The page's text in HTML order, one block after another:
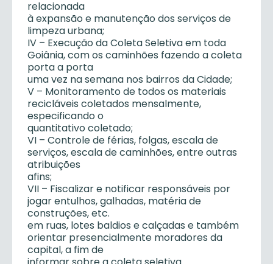
relacionada
à expansão e manutenção dos serviços de
limpeza urbana;
IV – Execução da Coleta Seletiva em toda
Goiânia, com os caminhões fazendo a coleta
porta a porta
uma vez na semana nos bairros da Cidade;
V – Monitoramento de todos os materiais
recicláveis coletados mensalmente,
especificando o
quantitativo coletado;
VI – Controle de férias, folgas, escala de
serviços, escala de caminhões, entre outras
atribuições
afins;
VII – Fiscalizar e notificar responsáveis por
jogar entulhos, galhadas, matéria de
construções, etc.
em ruas, lotes baldios e calçadas e também
orientar presencialmente moradores da
capital, a fim de